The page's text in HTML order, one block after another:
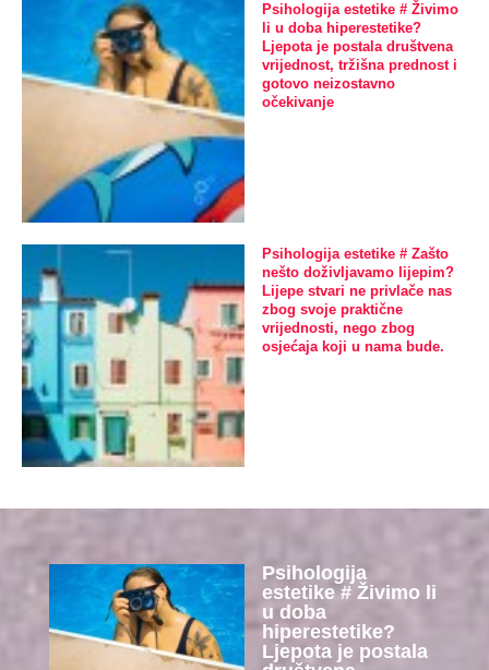
Psihologija estetike # Živimo
li u doba hiperestetike?
Ljepota je postala društvena
vrijednost, tržišna prednost i
gotovo neizostavno
očekivanje
Psihologija estetike # Zašto
nešto doživljavamo lijepim?
Lijepe stvari ne privlače nas
zbog svoje praktične
vrijednosti, nego zbog
osjećaja koji u nama bude.
Psihologija
estetike # Živimo li
u doba
hiperestetike?
Ljepota je postala